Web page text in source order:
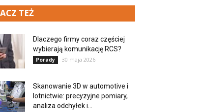
TEŻ
Dlaczego firmy coraz częściej
wybierają komunikację RCS?
Porady 30 maja 2026
Skanowanie 3D w automotive i
lotnictwie: precyzyjne pomiary,
analiza odchyłek i...